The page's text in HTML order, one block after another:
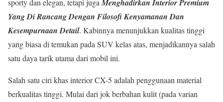
sporty dan elegan, tetapi juga Menghadirkan Interior Premium
Yang Di Rancang Dengan Filosofi Kenyamanan Dan
Kesempurnaan Detail. Kabinnya menunjukkan kualitas tinggi
yang biasa di temukan pada SUV kelas atas, menjadikannya salah
satu daya tarik utama dari mobil ini.
Salah satu ciri khas interior CX-5 adalah penggunaan material
berkualitas tinggi. Mulai dari jok berbahan kulit (pada varian